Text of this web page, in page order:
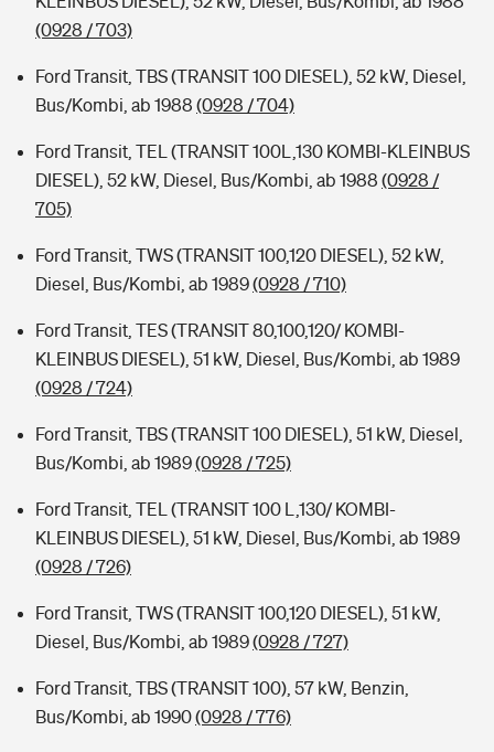
(0928 / 703)
Ford Transit, TBS (TRANSIT 100 DIESEL), 52 kW, Diesel,
Bus/Kombi, ab 1988 (0928 / 704)
Ford Transit, TEL (TRANSIT 100L,130 KOMBI-KLEINBUS
DIESEL), 52 kW, Diesel, Bus/Kombi, ab 1988 (0928 /
705)
Ford Transit, TWS (TRANSIT 100,120 DIESEL), 52 kW,
Diesel, Bus/Kombi, ab 1989(0928 / 710)
Ford Transit, TES (TRANSIT 80,100,120/ KOMBI-
KLEINBUS DIESEL), 51 kW, Diesel, Bus/Kombi, ab 1989
(0928 / 724)
Ford Transit, TBS (TRANSIT 100 DIESEL), 51 kW, Diesel,
Bus/Kombi, ab 1989(0928 / 725)
Ford Transit, TEL (TRANSIT 100 L,130/ KOMBI-
KLEINBUS DIESEL), 51 kW, Diesel, Bus/Kombi, ab 1989
(0928 / 726)
Ford Transit, TWS (TRANSIT 100,120 DIESEL), 51 kW,
Diesel, Bus/Kombi, ab 1989(0928 / 727)
Ford Transit, TBS (TRANSIT 100), 57 kW, Benzin,
Bus/Kombi, ab 1990(0928 / 776)